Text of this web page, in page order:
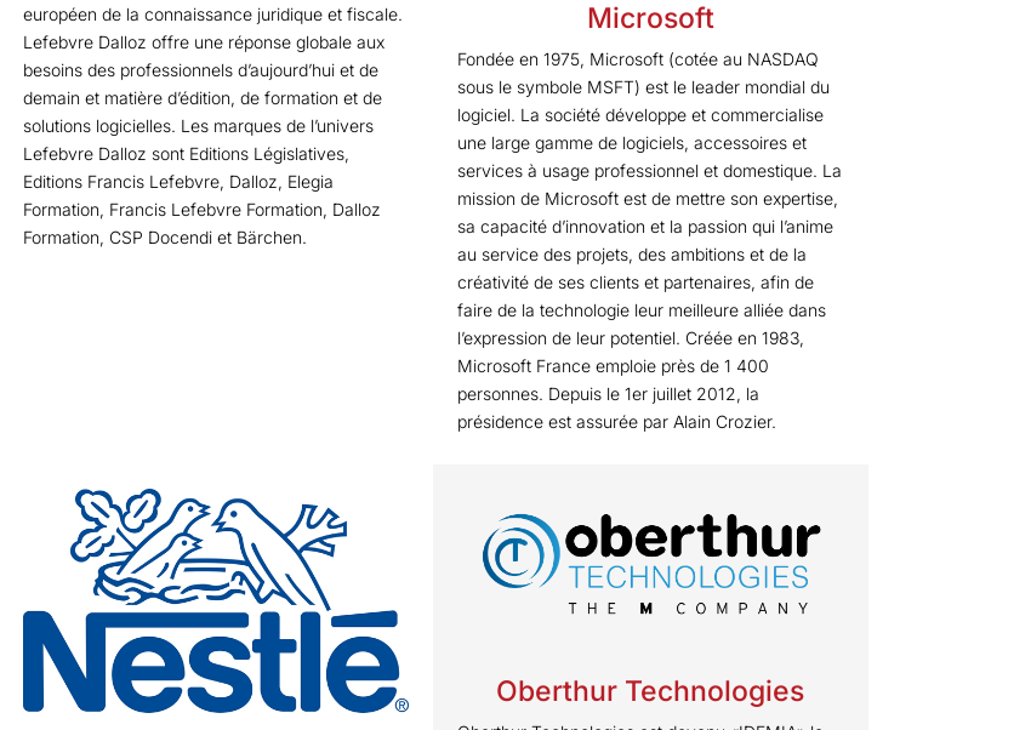
européen de la connaissance juridique et fiscale.
Lefebvre Dalloz offre une réponse globale aux
besoins des professionnels d’aujourd’hui et de
demain et matière d’édition, de formation et de
solutions logicielles. Les marques de l’univers
Lefebvre Dalloz sont Editions Législatives,
Editions Francis Lefebvre, Dalloz, Elegia
Formation, Francis Lefebvre Formation, Dalloz
Formation, CSP Docendi et Bärchen.
Microsoft
Fondée en 1975, Microsoft (cotée au NASDAQ
sous le symbole MSFT) est le leader mondial du
logiciel. La société développe et commercialise
une large gamme de logiciels, accessoires et
services à usage professionnel et domestique. La
mission de Microsoft est de mettre son expertise,
sa capacité d’innovation et la passion qui l’anime
au service des projets, des ambitions et de la
créativité de ses clients et partenaires, afin de
faire de la technologie leur meilleure alliée dans
l’expression de leur potentiel. Créée en 1983,
Microsoft France emploie près de 1 400
personnes. Depuis le 1er juillet 2012, la
présidence est assurée par Alain Crozier.
Oberthur Technologies